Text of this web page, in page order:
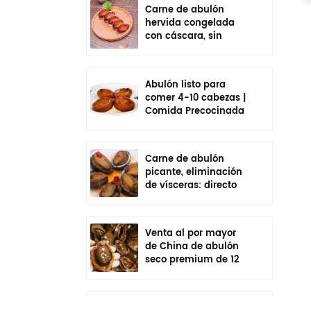
Carne de abulón
hervida congelada
con cáscara, sin
Abulón listo para
comer 4-10 cabezas |
Comida Precocinada
Carne de abulón
picante, eliminación
de vísceras: directo
Venta al por mayor
de China de abulón
seco premium de 12